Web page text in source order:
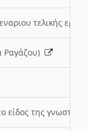
τελικής
Ραγάζου)
είδος της